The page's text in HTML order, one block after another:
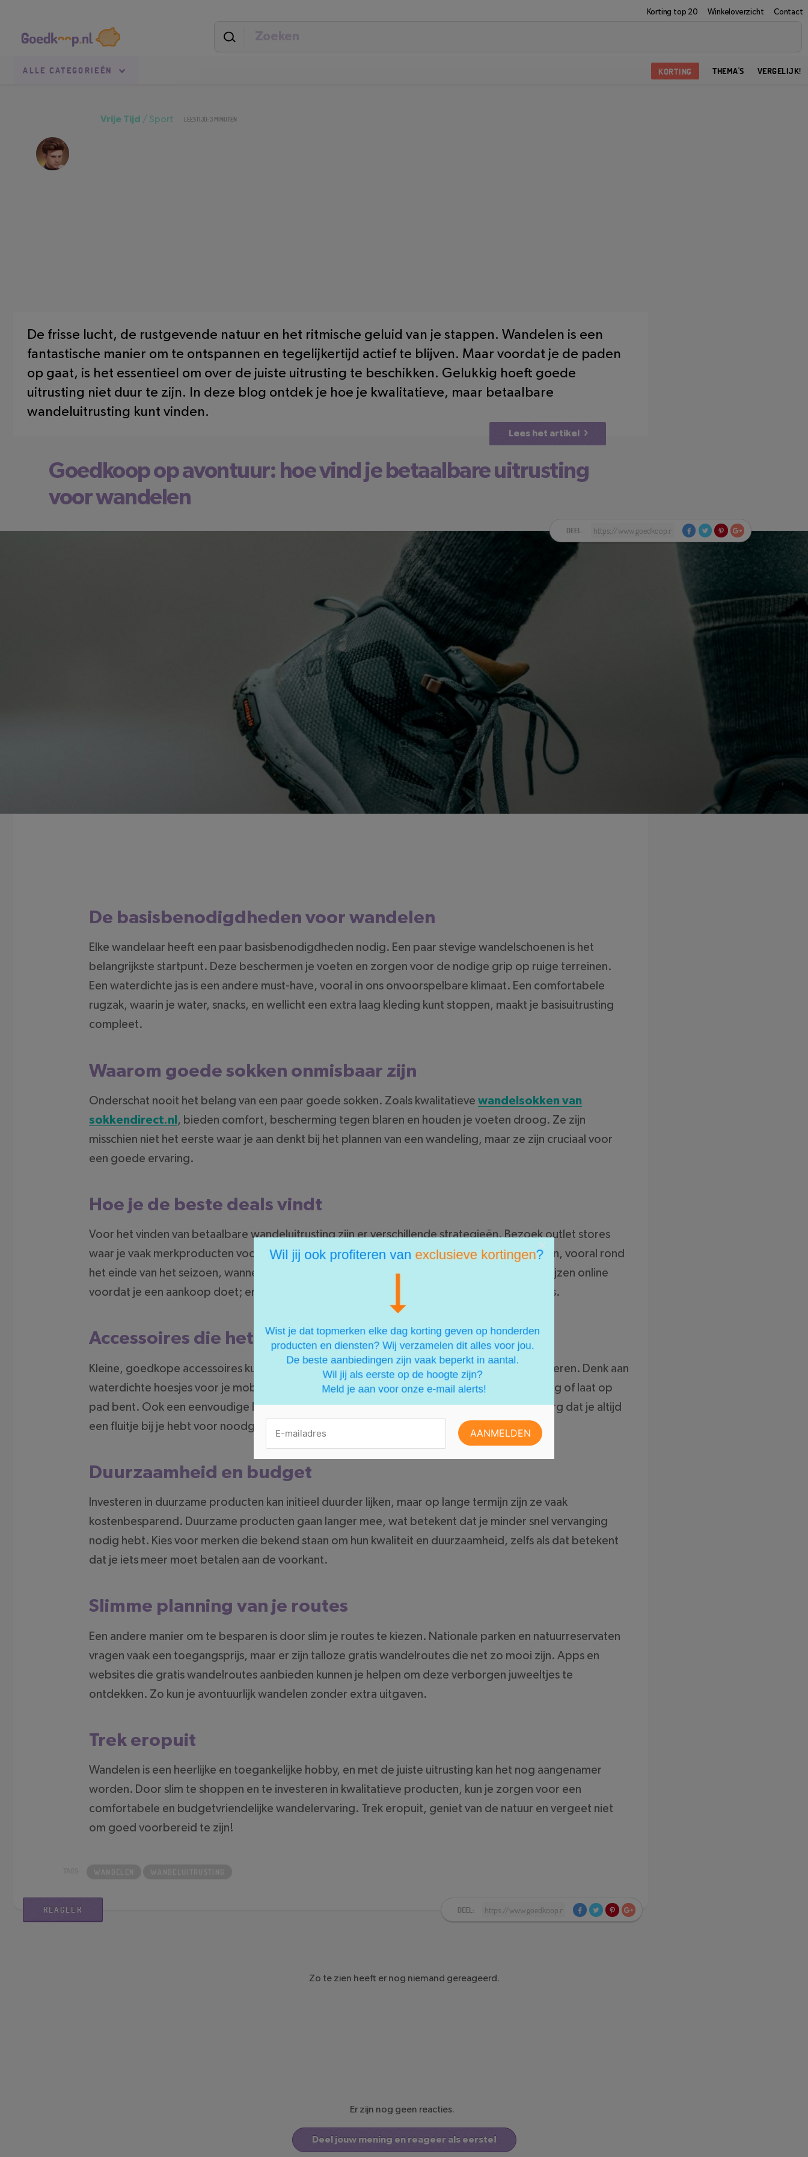
inhoud
Korting top 20 Winkeloverzicht Contact
ALLE CATEGORIEËN VERGELIJK!
THEMA'S
KORTING
Vrije Tijd / Sport LEESTIJD: 3 MINUTEN
De frisse lucht, de rustgevende natuur en het ritmische geluid van je stappen. Wandelen is een
fantastische manier om te ontspannen en tegelijkertijd actief te blijven. Maar voordat je de paden
op gaat, is het essentieel om over de juiste uitrusting te beschikken. Gelukkig hoeft goede
uitrusting niet duur te zijn. In deze blog ontdek je hoe je kwalitatieve, maar betaalbare
wandeluitrusting kunt vinden.
Lees het artikel
Goedkoop op avontuur: hoe vind je betaalbare uitrusting
voor wandelen
DEEL:
De basisbenodigdheden voor wandelen
Elke wandelaar heeft een paar basisbenodigdheden nodig. Een paar stevige wandelschoenen is het
belangrijkste startpunt. Deze beschermen je voeten en zorgen voor de nodige grip op ruige terreinen.
Een waterdichte jas is een andere must-have, vooral in ons onvoorspelbare klimaat. Een comfortabele
rugzak, waarin je water, snacks, en wellicht een extra laag kleding kunt stoppen, maakt je basisuitrusting
compleet.
Waarom goede sokken onmisbaar zijn
Onderschat nooit het belang van een paar goede sokken. Zoals kwalitatievewandelsokken van
sokkendirect.nl , bieden comfort, bescherming tegen blaren en houden je voeten droog. Ze zijn
misschien niet het eerste waar je aan denkt bij het plannen van een wandeling, maar ze zijn cruciaal voor
een goede ervaring.
Hoe je de beste deals vindt
Voor het vinden van betaalbare wandeluitrusting zijn er verschillende strategieën. Bezoek outlet stores
waar je vaak merkproducten voor een fractie van de prijs vindt. Houd online sales in de gaten, vooral rond
het einde van het seizoen, wanneer winkels hun oude voorraden opruimen. Vergelijk ook prijzen online
voordat je een aankoop doet; er zijn vaak grote prijsverschillen tussen verschillende retailers.
Accessoires die het verschil maken
Kleine, goedkope accessoires kunnen je comfort en veiligheid op de trails aanzienlijk verbeteren. Denk aan
waterdichte hoesjes voor je mobiele telefoon en een hoofdlamp of zaklamp voor als je vroeg of laat op
pad bent. Ook een eenvoudige EHBO-kit kan essentieel zijn en hoeft niet veel te kosten. Zorg dat je altijd
een fluitje bij je hebt voor noodgevallen, vooral als je alleen wandelt.
Duurzaamheid en budget
Investeren in duurzame producten kan initieel duurder lijken, maar op lange termijn zijn ze vaak
kostenbesparend. Duurzame producten gaan langer mee, wat betekent dat je minder snel vervanging
nodig hebt. Kies voor merken die bekend staan om hun kwaliteit en duurzaamheid, zelfs als dat betekent
dat je iets meer moet betalen aan de voorkant.
Slimme planning van je routes
Een andere manier om te besparen is door slim je routes te kiezen. Nationale parken en natuurreservaten
vragen vaak een toegangsprijs, maar er zijn talloze gratis wandelroutes die net zo mooi zijn. Apps en
websites die gratis wandelroutes aanbieden kunnen je helpen om deze verborgen juweeltjes te
ontdekken. Zo kun je avontuurlijk wandelen zonder extra uitgaven.
Trek eropuit
Wandelen is een heerlijke en toegankelijke hobby, en met de juiste uitrusting kan het nog aangenamer
worden. Door slim te shoppen en te investeren in kwalitatieve producten, kun je zorgen voor een
comfortabele en budgetvriendelijke wandelervaring. Trek eropuit, geniet van de natuur en vergeet niet
om goed voorbereid te zijn!
REAGEER DEEL:
Zo te zien heeft er nog niemand gereageerd.
Er zijn nog geen reacties.
Deel jouw mening en reageer als eerste!
×